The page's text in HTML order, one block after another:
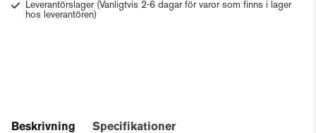
Leverantörslager (Vanligtvis 2-6 dagar för varor som finns i lager
hos leverantören)
Beskrivning Specifikationer